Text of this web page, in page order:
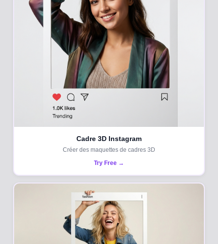
Cadre 3D Instagram
Créer des maquettes de cadres 3D
Try Free →